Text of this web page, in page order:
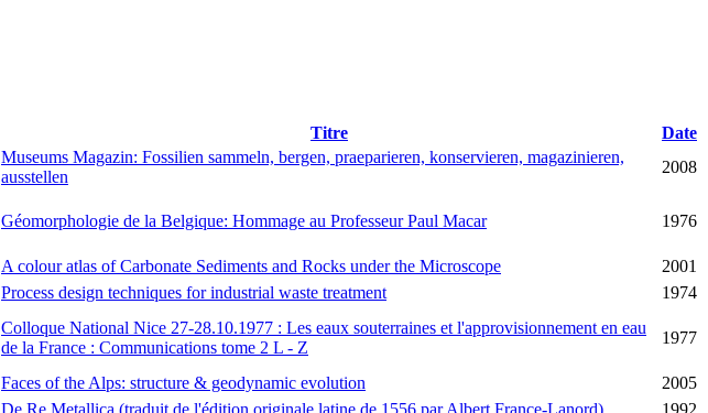
Titre
Date
Museums Magazin: Fossilien sammeln, bergen, praeparieren, konservieren, magazinieren,
ausstellen
2008
Géomorphologie de la Belgique: Hommage au Professeur Paul Macar 1976
A colour atlas of Carbonate Sediments and Rocks under the Microscope
2001
Process design techniques for industrial waste treatment
1974
Colloque National Nice 27-28.10.1977 : Les eaux souterraines et l'approvisionnement en eau
de la France : Communications tome 2 L - Z
1977
Faces of the Alps: structure & geodynamic evolution
2005
De Re Metallica (traduit de l'édition originale latine de 1556 par Albert France-Lanord)
1992